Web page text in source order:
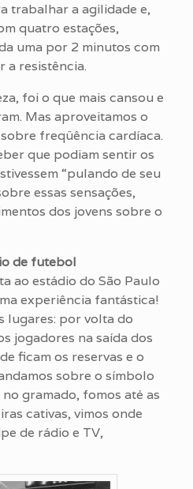
trabalhar a agilidade e,
quatro estações,
uma por 2 minutos com
a resistência.
foi o que mais cansou e
Mas aproveitamos o
freqüência cardíaca.
que podiam sentir os
“pulando de seu
essas sensações,
dos jovens sobre o
de futebol
ao estádio do São Paulo
experiência fantástica!
lugares: por volta do
jogadores na saída dos
ficam os reservas e o
sobre o símbolo
gramado, fomos até as
cativas, vimos onde
de rádio e TV,